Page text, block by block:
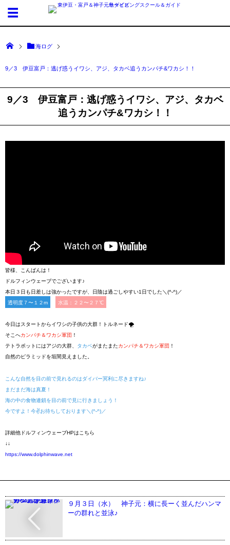
海ログ
9／3 伊豆富戸：逃げ惑うイワシ、アジ、タカベ追うカンパチ&ワカシ！！
9／3 伊豆富戸：逃げ惑うイワシ、アジ、タカベ
追うカンパチ&ワカシ！！
皆様、こんばんは！
ドルフィンウェーブでございます♪
本日３日も日差しは強かったですが、日陰は過ごしやすい1日でした＼(^-^)／
透明度７〜１２m
水温：２２〜２７℃
今日はスタートからイワシの子供の大群！トルネード🌪️
そこへカンパチ＆ワカシ軍団 ！
テトラポットにはアジの大群、 タカベがまたまたカンパチ＆ワカシ軍団 ！
自然のピラミッドを垣間見えました。
こんな自然を目の前で見れるのはダイバー冥利に尽きますね♪
まだまだ海は真夏！
海の中の食物連鎖を目の前で見に行きましょう！
今ですよ！今✌️お待ちしております＼(^-^)／
詳細他ドルフィンウェーブHPはこちら
↓↓
https://www.dolphinwave.net
９月３日（水） 神子元：横に長ーく並んだハンマ
ーの群れと並泳♪